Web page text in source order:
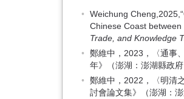
Weichung
Chinese Coast
Trade, and Knowledge
鄭維中，2023，〈通事
年》（澎湖：澎湖縣政府
鄭維中，2022，〈明清
討會論文集》（澎湖：